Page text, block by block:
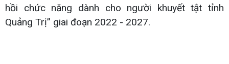
hồi chức năng dành cho người khuyết tật tỉnh
Quảng Trị” giai đoạn 2022 - 2027.